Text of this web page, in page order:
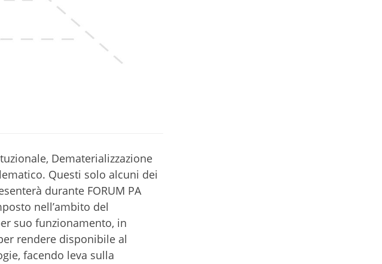
Dematerializzazione
Questi solo alcuni dei
durante FORUM PA
nell’ambito del
suo funzionamento, in
rendere disponibile al
facendo leva sulla